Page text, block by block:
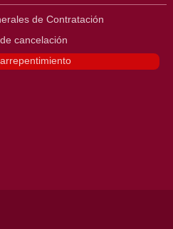
de Contratación
cancelación